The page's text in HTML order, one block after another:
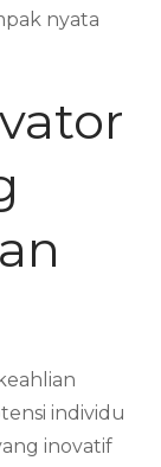
nyata
individu
inovatif